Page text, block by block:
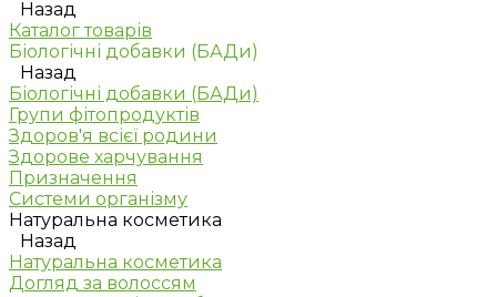
Назад
Каталог товарів
Біологічні добавки (БАДи)
Назад
Біологічні добавки (БАДи)
Групи фітопродуктів
Здоров'я всієї родини
Здорове харчування
Призначення
Системи організму
Натуральна косметика
Назад
Натуральна косметика
Догляд за волоссям